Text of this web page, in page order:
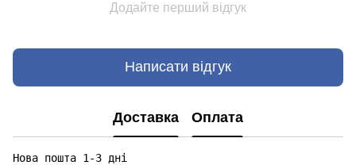
Додайте перший відгук
Написати відгук
Доставка Оплата
Нова пошта 1-3 дні